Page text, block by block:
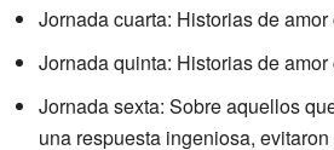
Jornada cuarta: Historias de
Jornada quinta: Historias de
Jornada sexta: Sobre aquellos
una respuesta ingeniosa,